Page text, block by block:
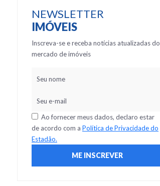
NEWSLETTER
IMÓVEIS
Inscreva-se e receba notícias atualizadas do
mercado de imóveis
Ao fornecer meus dados, declaro estar
de acordo com a Política de Privacidade do
Estadão.